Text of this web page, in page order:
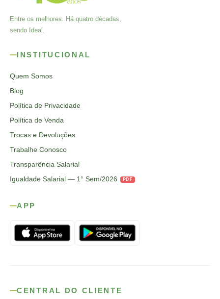
Entre os melhores. Há quatro décadas,
sendo Ideal.
INSTITUCIONAL
Quem Somos
Blog
Política de Privacidade
Política de Venda
Trocas e Devoluções
Trabalhe Conosco
Transparência Salarial
Igualdade Salarial — 1° Sem/2026
PDF
APP
CENTRAL DO CLIENTE